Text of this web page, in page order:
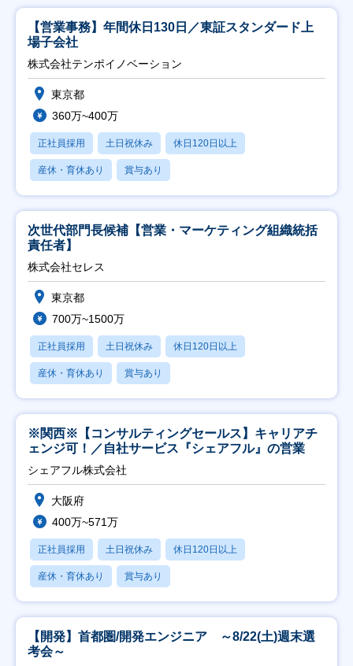
【営業事務】年間休日130日／東証スタンダード上
場子会社
株式会社テンポイノベーション
東京都
360万~400万
正社員採用 土日祝休み 休日120日以上
産休・育休あり 賞与あり
次世代部門長候補【営業・マーケティング組織統括
責任者】
株式会社セレス
東京都
700万~1500万
正社員採用 土日祝休み 休日120日以上
産休・育休あり 賞与あり
※関西※【コンサルティングセールス】キャリアチ
ェンジ可！／自社サービス『シェアフル』の営業
シェアフル株式会社
大阪府
400万~571万
正社員採用 土日祝休み 休日120日以上
産休・育休あり 賞与あり
【開発】首都圏/開発エンジニア ～8/22(土)週末選
考会～